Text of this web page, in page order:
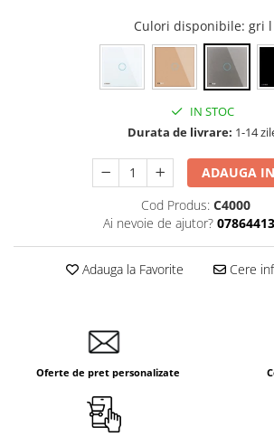
Culori disponibile: gri l
IN STOC
Durata de livrare: 1-14
ADAUGA
Cod Produs: C4000
Ai nevoie de ajutor?
Adauga la Favorite Cere
Oferte de pret personalizate